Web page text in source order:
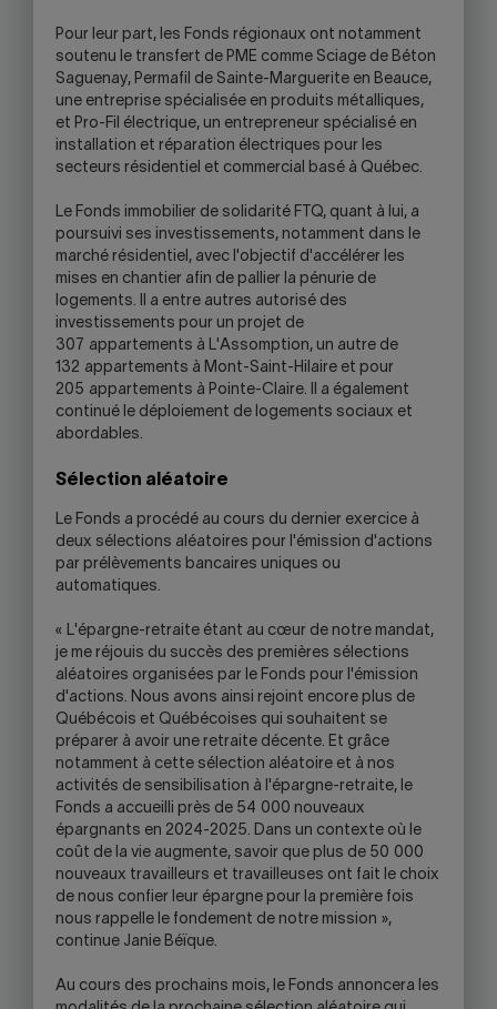
Pour leur part, les Fonds régionaux ont notamment
soutenu le transfert de PME comme Sciage de Béton
Saguenay, Permafil de Sainte-Marguerite en Beauce,
une entreprise spécialisée en produits métalliques,
et Pro-Fil électrique, un entrepreneur spécialisé en
installation et réparation électriques pour les
secteurs résidentiel et commercial basé à Québec.
Le Fonds immobilier de solidarité FTQ, quant à lui, a
poursuivi ses investissements, notamment dans le
marché résidentiel, avec l'objectif d'accélérer les
mises en chantier afin de pallier la pénurie de
logements. Il a entre autres autorisé des
investissements pour un projet de
307 appartements à L'Assomption, un autre de
132 appartements à Mont-Saint-Hilaire et pour
205 appartements à Pointe-Claire. Il a également
continué le déploiement de logements sociaux et
abordables.
Sélection aléatoire
Le Fonds a procédé au cours du dernier exercice à
deux sélections aléatoires pour l'émission d'actions
par prélèvements bancaires uniques ou
automatiques.
« L'épargne-retraite étant au cœur de notre mandat,
je me réjouis du succès des premières sélections
aléatoires organisées par le Fonds pour l'émission
d'actions. Nous avons ainsi rejoint encore plus de
Québécois et Québécoises qui souhaitent se
préparer à avoir une retraite décente. Et grâce
notamment à cette sélection aléatoire et à nos
activités de sensibilisation à l'épargne-retraite, le
Fonds a accueilli près de 54 000 nouveaux
épargnants en 2024-2025. Dans un contexte où le
coût de la vie augmente, savoir que plus de 50 000
nouveaux travailleurs et travailleuses ont fait le choix
de nous confier leur épargne pour la première fois
nous rappelle le fondement de notre mission »,
continue Janie Béïque.
Au cours des prochains mois, le Fonds annoncera les